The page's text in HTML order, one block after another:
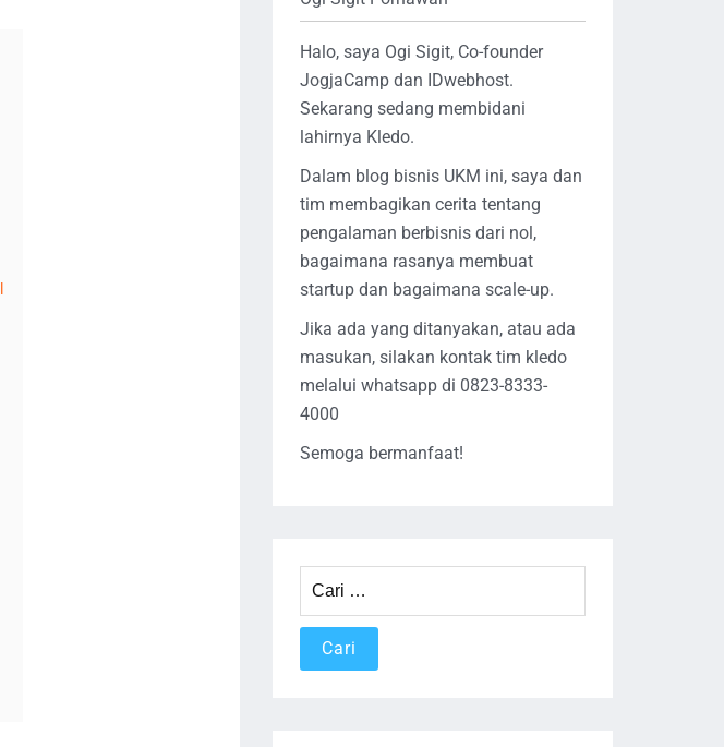
Halo, saya Ogi Sigit, Co-founder
JogjaCamp dan IDwebhost.
Sekarang sedang membidani
lahirnya Kledo.
Dalam blog bisnis UKM ini, saya dan
tim membagikan cerita tentang
pengalaman berbisnis dari nol,
bagaimana rasanya membuat
startup dan bagaimana scale-up.
Jika ada yang ditanyakan, atau ada
masukan, silakan kontak tim kledo
melalui whatsapp di 0823-8333-
4000
Semoga bermanfaat!
untuk: